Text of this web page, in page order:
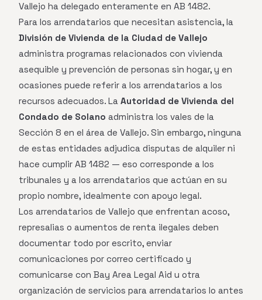
Vallejo ha delegado enteramente en AB 1482.
Para los arrendatarios que necesitan asistencia, la
División de Vivienda de la Ciudad de Vallejo
administra programas relacionados con vivienda
asequible y prevención de personas sin hogar, y en
ocasiones puede referir a los arrendatarios a los
recursos adecuados. La Autoridad de Vivienda del
Condado de Solano administra los vales de la
Sección 8 en el área de Vallejo. Sin embargo, ninguna
de estas entidades adjudica disputas de alquiler ni
hace cumplir AB 1482 — eso corresponde a los
tribunales y a los arrendatarios que actúan en su
propio nombre, idealmente con apoyo legal.
Los arrendatarios de Vallejo que enfrentan acoso,
represalias o aumentos de renta ilegales deben
documentar todo por escrito, enviar
comunicaciones por correo certificado y
comunicarse con Bay Area Legal Aid u otra
organización de servicios para arrendatarios lo antes